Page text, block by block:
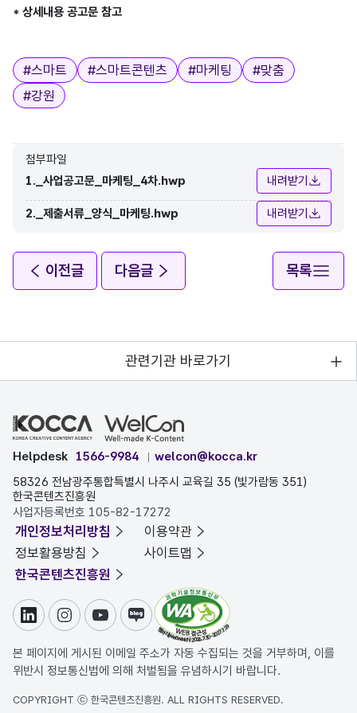
* 상세내용 공고문 참고
태그
#스마트 #스마트콘텐츠 #마케팅 #맞춤
#강원
첨부파일
1._사업공고문_마케팅_4차.hwp
내려받기
2._제출서류_양식_마케팅.hwp 내려받기
이전글 다음글 목록
관련기관 바로가기
Helpdesk 1566-9984
welcon@kocca.kr
58326 전남광주통합특별시 나주시 교육길 35 (빛가람동 351)
한국콘텐츠진흥원
사업자등록번호 105-82-17272
개인정보처리방침
이용약관
정보활용방침
사이트맵
한국콘텐츠진흥원
링크드인인스타그램
유튜브블로그
본 페이지에 게시된 이메일 주소가 자동 수집되는 것을 거부하며, 이를
위반시 정보통신법에 의해 처벌됨을 유념하시기 바랍니다.
COPYRIGHT ⓒ 한국콘텐츠진흥원. ALL RIGHTS RESERVED.